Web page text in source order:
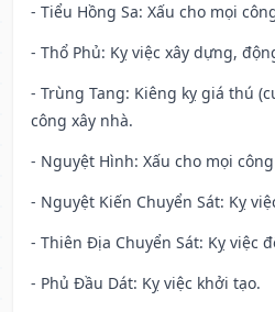
- Tiểu Hồng Sa: Xấu cho mọi
- Thổ Phủ: Kỵ việc xây dựng,
- Trùng Tang: Kiêng kỵ giá thú
công xây nhà.
- Nguyệt Hình: Xấu cho mọi
- Nguyệt Kiến Chuyển Sát: Kỵ
- Thiên Địa Chuyển Sát: Kỵ việc
- Phủ Đầu Dát: Kỵ việc khởi tạo.